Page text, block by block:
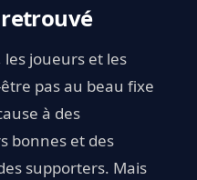
joueurs et les
pas au beau fixe
à des
bonnes et des
supporters. Mais